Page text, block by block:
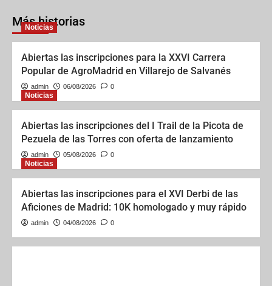
Más historias
Noticias
Abiertas las inscripciones para la XXVI Carrera
Popular de AgroMadrid en Villarejo de Salvanés
admin 06/08/2026 0
Noticias
Abiertas las inscripciones del I Trail de la Picota de
Pezuela de las Torres con oferta de lanzamiento
admin 05/08/2026 0
Noticias
Abiertas las inscripciones para el XVI Derbi de las
Aficiones de Madrid: 10K homologado y muy rápido
admin 04/08/2026 0